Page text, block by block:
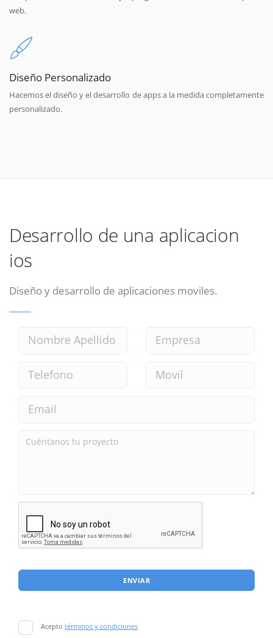
web.
Diseño Personalizado
Hacemos el diseño y el desarrollo de apps a la medida completamente
personalizado.
Desarrollo de una aplicacion
ios
Diseño y desarrollo de aplicaciones moviles.
ENVIAR
Acepto términos y condiciones